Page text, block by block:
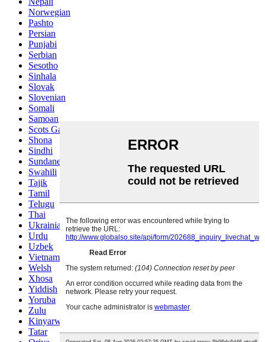
Norwegian
Pashto
Persian
Punjabi
Serbian
Sesotho
Sinhala
Slovak
Slovenian
Somali
Samoan
Scots Gaelic
Shona
Sindhi
Sundanese
Swahili
Tajik
Tamil
Telugu
Thai
Ukrainian
Urdu
Uzbek
Vietnamese
Welsh
Xhosa
Yiddish
Yoruba
Zulu
Kinyarwanda
Tatar